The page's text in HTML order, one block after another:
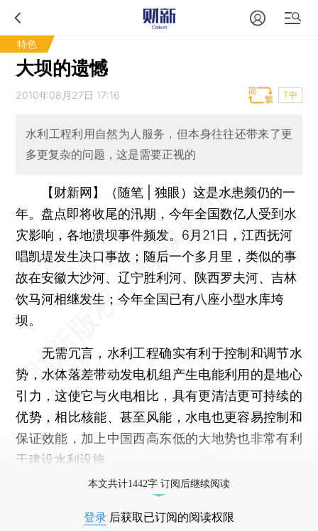
特色
大坝的遗憾
2010年08月27日 17:16 T中
水利工程利用自然为人服务，但本身往往还带来了更
多更复杂的问题，这是需要正视的
【财新网】（随笔 | 独眼）这是水患频仍的一
年。盘点即将收尾的汛期，今年全国数亿人受到水
灾影响，各地溃坝事件频发。6月21日，江西抚河
唱凯堤发生决口事故；随后一个多月里，类似的事
故在安徽大沙河、辽宁胜利河、陕西罗夫河、吉林
饮马河相继发生；今年全国已有八座小型水库垮
坝。
无需冗言，水利工程确实有利于控制和调节水
势，水体落差带动发电机组产生电能利用的是地心
引力，这使它与火电相比，具有更清洁更可持续的
优势，相比核能、甚至风能，水电也更容易控制和
保证效能，加上中国西高东低的大地势也非常有利
于建设水利设施。
本文共计1442字 订阅后继续阅读
登录 后获取已订阅的阅读权限